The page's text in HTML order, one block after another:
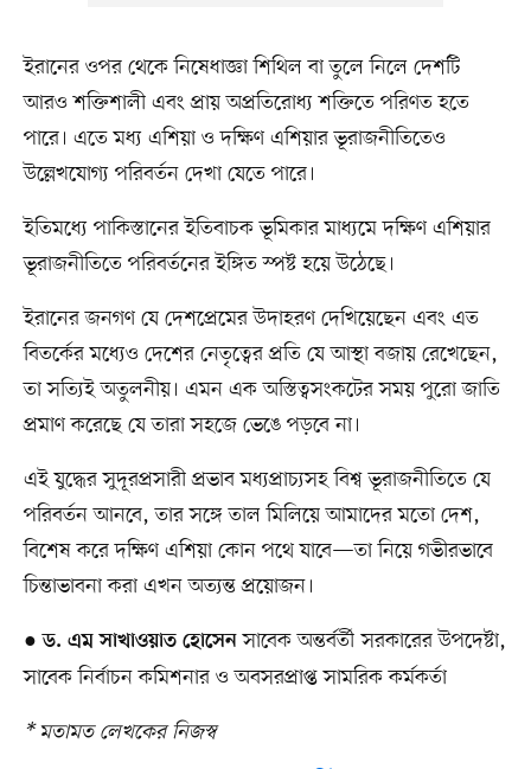
ইরানের ওপর থেকে নিষেধাজ্ঞা শিথিল বা তুলে নিলে দেশটি
আরও শক্তিশালী এবং প্রায় অপ্রতিরোধ্য শক্তিতে পরিণত হতে
পারে। এতে মধ্য এশিয়া ও দক্ষিণ এশিয়ার ভূরাজনীতিতেও
উল্লেখযোগ্য পরিবর্তন দেখা যেতে পারে।
ইতিমধ্যে পাকিস্তানের ইতিবাচক ভূমিকার মাধ্যমে দক্ষিণ এশিয়ার
ভূরাজনীতিতে পরিবর্তনের ইঙ্গিত স্পষ্ট হয়ে উঠেছে।
ইরানের জনগণ যে দেশপ্রেমের উদাহরণ দেখিয়েছেন এবং এত
বিতর্কের মধ্যেও দেশের নেতৃত্বের প্রতি যে আস্থা বজায় রেখেছেন,
তা সত্যিই অতুলনীয়। এমন এক অস্তিত্বসংকটের সময় পুরো জাতি
প্রমাণ করেছে যে তারা সহজে ভেঙে পড়বে না।
এই যুদ্ধের সুদূরপ্রসারী প্রভাব মধ্যপ্রাচ্যসহ বিশ্ব ভূরাজনীতিতে যে
পরিবর্তন আনবে, তার সঙ্গে তাল মিলিয়ে আমাদের মতো দেশ,
বিশেষ করে দক্ষিণ এশিয়া কোন পথে যাবে—তা নিয়ে গভীরভাবে
চিন্তাভাবনা করা এখন অত্যন্ত প্রয়োজন।
● ড. এম সাখাওয়াত হোসেনসাবেক অন্তর্বর্তী সরকারের উপদেষ্টা,
সাবেক নির্বাচন কমিশনার ও অবসরপ্রাপ্ত সামরিক কর্মকর্তা
* মতামত লেখকের নিজস্ব